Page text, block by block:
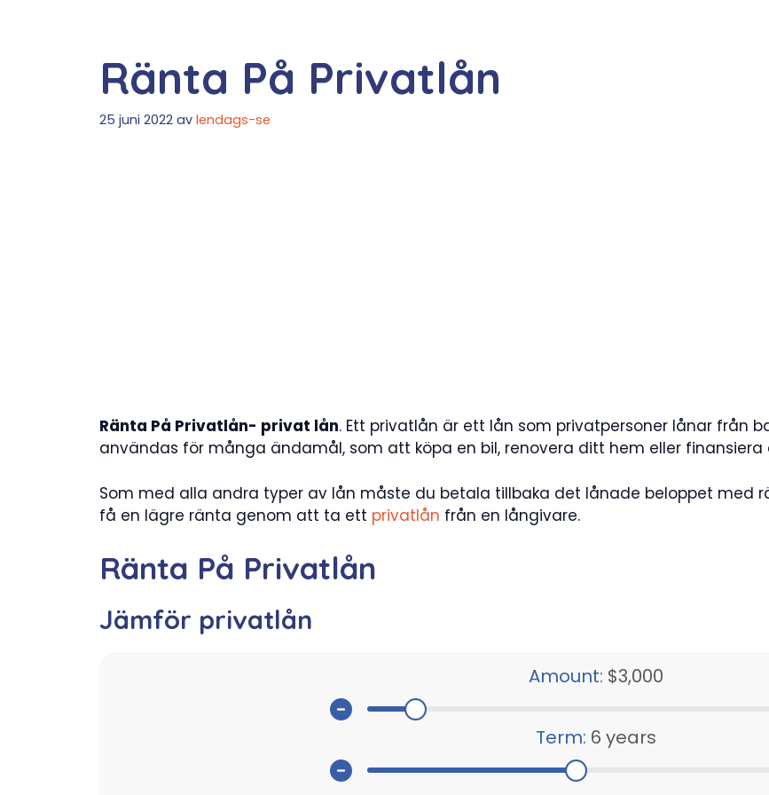
Ränta På Privatlån
25 juni 2022 av lendags-se
Ränta På Privatlån- privat lån. Ett privatlån är ett lån som privatpersoner lånar från
användas för många ändamål, som att köpa en bil, renovera ditt hem eller finansiera
Som med alla andra typer av lån måste du betala tillbaka det lånade beloppet med
få en lägre ränta genom att ta ett privatlån från en långivare.
Ränta På Privatlån
Jämför privatlån
Amount: $3,000
Term: 6 years